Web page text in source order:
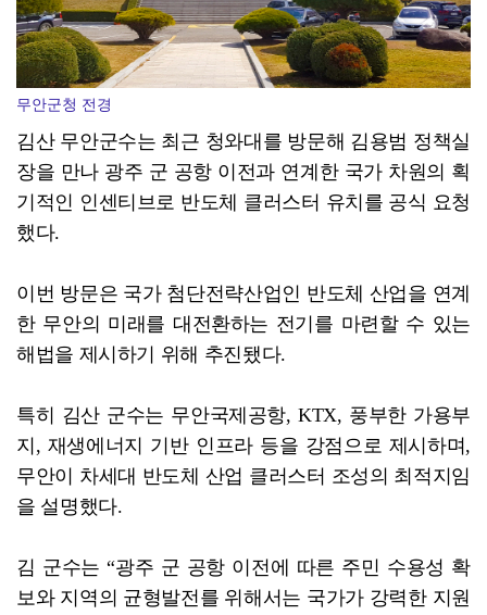
무안군청 전경
김산 무안군수는 최근 청와대를 방문해 김용범 정책실
장을 만나 광주 군 공항 이전과 연계한 국가 차원의 획
기적인 인센티브로 반도체 클러스터 유치를 공식 요청
했다.
이번 방문은 국가 첨단전략산업인 반도체 산업을 연계
한 무안의 미래를 대전환하는 전기를 마련할 수 있는
해법을 제시하기 위해 추진됐다.
특히 김산 군수는 무안국제공항, KTX, 풍부한 가용부
지, 재생에너지 기반 인프라 등을 강점으로 제시하며,
무안이 차세대 반도체 산업 클러스터 조성의 최적지임
을 설명했다.
김 군수는 “광주 군 공항 이전에 따른 주민 수용성 확
보와 지역의 균형발전를 위해서는 국가가 강력한 지원